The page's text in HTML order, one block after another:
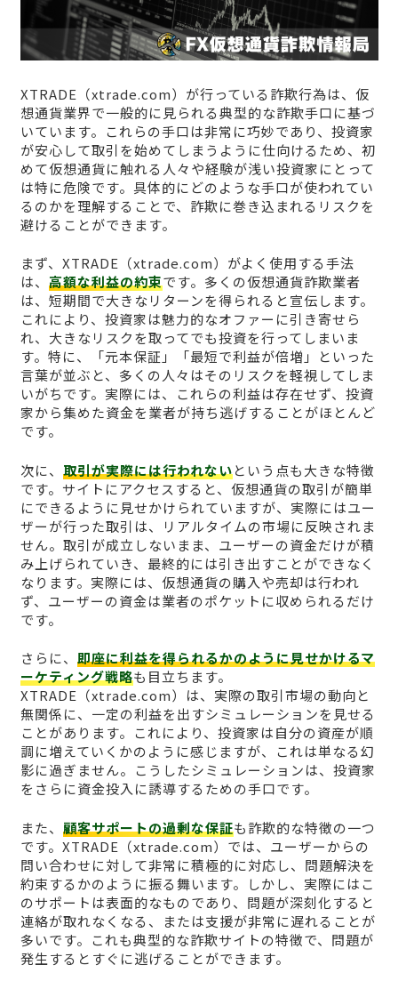
XTRADE（xtrade.com）が行っている詐欺行為は、仮
想通貨業界で一般的に見られる典型的な詐欺手口に基づ
いています。これらの手口は非常に巧妙であり、投資家
が安心して取引を始めてしまうように仕向けるため、初
めて仮想通貨に触れる人々や経験が浅い投資家にとって
は特に危険です。具体的にどのような手口が使われてい
るのかを理解することで、詐欺に巻き込まれるリスクを
避けることができます。
まず、XTRADE（xtrade.com）がよく使用する手法
は、 高額な利益の約束です。多くの仮想通貨詐欺業者
は、短期間で大きなリターンを得られると宣伝します。
これにより、投資家は魅力的なオファーに引き寄せら
れ、大きなリスクを取ってでも投資を行ってしまいま
す。特に、「元本保証」「最短で利益が倍増」といった
言葉が並ぶと、多くの人々はそのリスクを軽視してしま
いがちです。実際には、これらの利益は存在せず、投資
家から集めた資金を業者が持ち逃げすることがほとんど
です。
次に、 取引が実際には行われないという点も大きな特徴
です。サイトにアクセスすると、仮想通貨の取引が簡単
にできるように見せかけられていますが、実際にはユー
ザーが行った取引は、リアルタイムの市場に反映されま
せん。取引が成立しないまま、ユーザーの資金だけが積
み上げられていき、最終的には引き出すことができなく
なります。実際には、仮想通貨の購入や売却は行われ
ず、ユーザーの資金は業者のポケットに収められるだけ
です。
さらに、 即座に利益を得られるかのように見せかけるマ
ーケティング戦略も目立ちます。
XTRADE（xtrade.com）は、実際の取引市場の動向と
無関係に、一定の利益を出すシミュレーションを見せる
ことがあります。これにより、投資家は自分の資産が順
調に増えていくかのように感じますが、これは単なる幻
影に過ぎません。こうしたシミュレーションは、投資家
をさらに資金投入に誘導するための手口です。
また、 顧客サポートの過剰な保証も詐欺的な特徴の一つ
です。XTRADE（xtrade.com）では、ユーザーからの
問い合わせに対して非常に積極的に対応し、問題解決を
約束するかのように振る舞います。しかし、実際にはこ
のサポートは表面的なものであり、問題が深刻化すると
連絡が取れなくなる、または支援が非常に遅れることが
多いです。これも典型的な詐欺サイトの特徴で、問題が
発生するとすぐに逃げることができます。